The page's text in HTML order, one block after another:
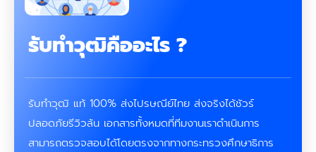
รับทําวุฒิคืออะไร ?
รับทำวุฒิ แท้ 100% ส่งไปรษณีย์ไทย ส่งจริงได้ชัวร์
ปลอดภัยรีวิวล้น เอกสารทั้งหมดที่ทีมงานเราดำเนินการ
สามารถตรวจสอบได้โดยตรงจากทางกระทรวงศึกษาธิการ